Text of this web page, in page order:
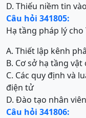
D. Thiếu niềm tin
Câu hỏi 341805:
Hạ tầng pháp lý
A. Thiết lập kênh
B. Cơ sở hạ tầng
C. Các quy định và
điện tử
D. Đào tạo nhân
Câu hỏi 341806: